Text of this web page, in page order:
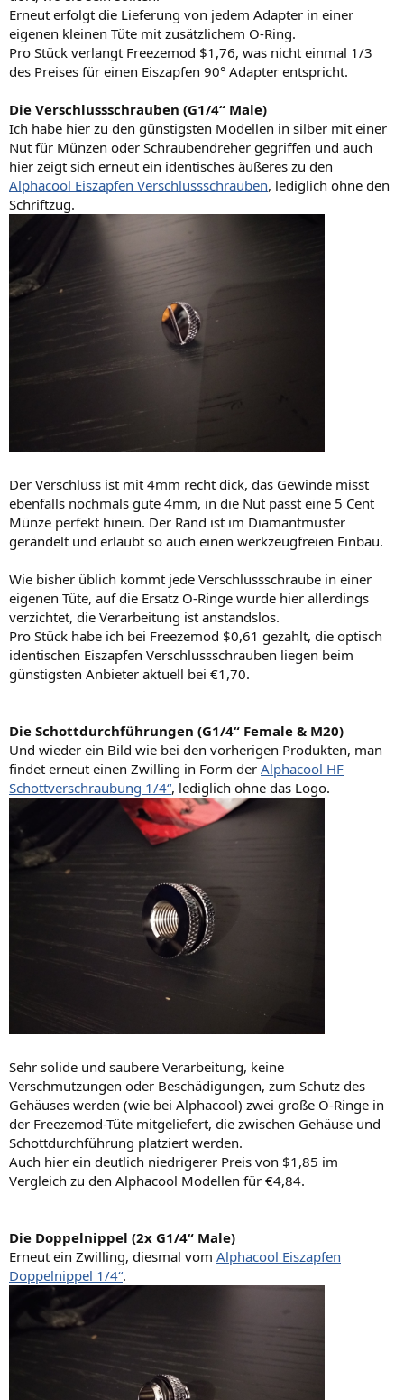
Erneut erfolgt die Lieferung von jedem Adapter in einer
eigenen kleinen Tüte mit zusätzlichem O-Ring.
Pro Stück verlangt Freezemod $1,76, was nicht einmal 1/3
des Preises für einen Eiszapfen 90° Adapter entspricht.
Die Verschlussschrauben (G1/4“ Male)
Ich habe hier zu den günstigsten Modellen in silber mit einer
Nut für Münzen oder Schraubendreher gegriffen und auch
hier zeigt sich erneut ein identisches äußeres zu den
Alphacool Eiszapfen Verschlussschrauben, lediglich ohne den
Schriftzug.
Der Verschluss ist mit 4mm recht dick, das Gewinde misst
ebenfalls nochmals gute 4mm, in die Nut passt eine 5 Cent
Münze perfekt hinein. Der Rand ist im Diamantmuster
gerändelt und erlaubt so auch einen werkzeugfreien Einbau.
Wie bisher üblich kommt jede Verschlussschraube in einer
eigenen Tüte, auf die Ersatz O-Ringe wurde hier allerdings
verzichtet, die Verarbeitung ist anstandslos.
Pro Stück habe ich bei Freezemod $0,61 gezahlt, die optisch
identischen Eiszapfen Verschlussschrauben liegen beim
günstigsten Anbieter aktuell bei €1,70.
Die Schottdurchführungen (G1/4“ Female & M20)
Und wieder ein Bild wie bei den vorherigen Produkten, man
findet erneut einen Zwilling in Form der Alphacool HF
Schottverschraubung 1/4“, lediglich ohne das Logo.
Sehr solide und saubere Verarbeitung, keine
Verschmutzungen oder Beschädigungen, zum Schutz des
Gehäuses werden (wie bei Alphacool) zwei große O-Ringe in
der Freezemod-Tüte mitgeliefert, die zwischen Gehäuse und
Schottdurchführung platziert werden.
Auch hier ein deutlich niedrigerer Preis von $1,85 im
Vergleich zu den Alphacool Modellen für €4,84.
Die Doppelnippel (2x G1/4“ Male)
Erneut ein Zwilling, diesmal vom Alphacool Eiszapfen
Doppelnippel 1/4“.